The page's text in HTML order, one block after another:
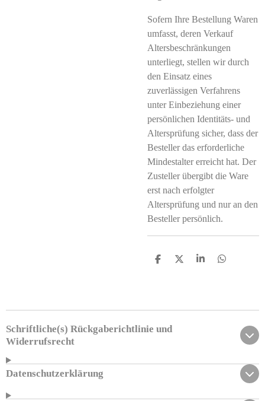
Sofern Ihre Bestellung Waren
umfasst, deren Verkauf
Altersbeschränkungen
unterliegt, stellen wir durch
den Einsatz eines
zuverlässigen Verfahrens
unter Einbeziehung einer
persönlichen Identitäts- und
Altersprüfung sicher, dass der
Besteller das erforderliche
Mindestalter erreicht hat. Der
Zusteller übergibt die Ware
erst nach erfolgter
Altersprüfung und nur an den
Besteller persönlich.
T
n
T
n
T
n
T
n
Schriftliche(s) Rückgaberichtlinie und
Widerrufsrecht
Datenschutzerklärung